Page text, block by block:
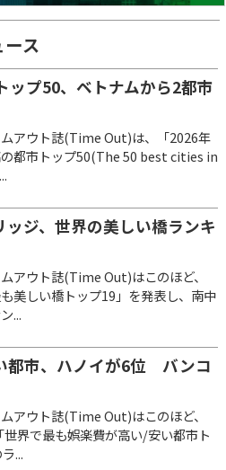
ス
ップ50、ベトナムから2都市
アウト誌(Time Out)は、「2026年
都市トップ50(The 50 best cities in
ジ、世界の美しい橋ランキ
アウト誌(Time Out)はこのほど、
も美しい橋トップ19」を発表し、南中
...
都市、ハノイが6位 バンコ
アウト誌(Time Out)はこのほど、
世界で最も娯楽費が高い/安い都市ト
...